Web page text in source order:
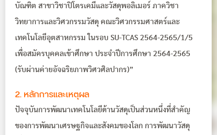
บัณฑิต สาขาวิชาปิโตรเคมีและวัสดุพอลิเมอร์ ภาควิชา
วิทยาการและวิศวกรรมวัสดุ คณะวิศวกรรมศาสตร์และ
เทคโนโลยีอุตสาหกรรม ในรอบ SU-TCAS 2564-2565/1/5
เพื่อสมัครบุคคลเข้าศึกษา ประจำปีการศึกษา 2564-2565
(รับผ่านค่ายอัจฉริยภาพวิศวศิลปากร)”
2. หลักการและเหตุผล
ปัจจุบันการพัฒนาเทคโนโลยีด้านวัสดุเป็นส่วนหนึ่งที่สำคัญ
ของการพัฒนาเศรษฐกิจและสังคมของโลก การพัฒนาวัสดุ